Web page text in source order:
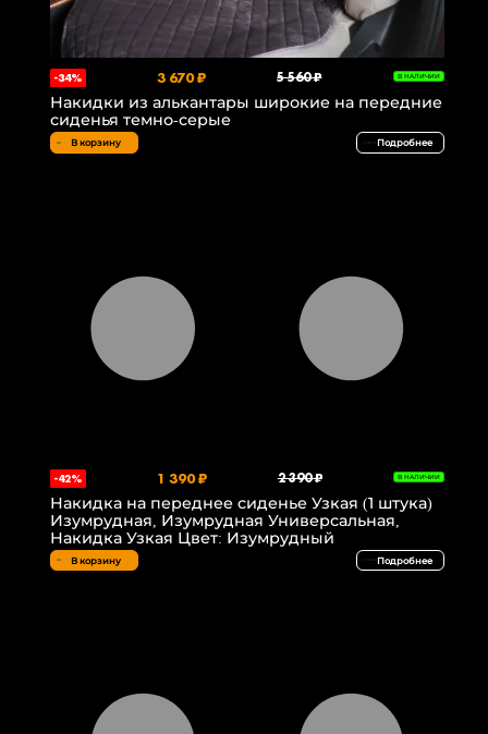
-34% 3 670 ₽ 5 560 ₽ В НАЛИЧИИ
Накидки из алькантары широкие на передние
сиденья темно-серые
В корзину Подробнее
-42% 1 390 ₽ 2 390 ₽ В НАЛИЧИИ
Накидка на переднее сиденье Узкая (1 штука)
Изумрудная, Изумрудная Универсальная,
Накидка Узкая Цвет: Изумрудный
В корзину Подробнее